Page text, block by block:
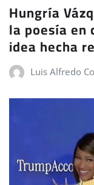
Hungría
la poesía en
idea hecha
Luis Alfredo